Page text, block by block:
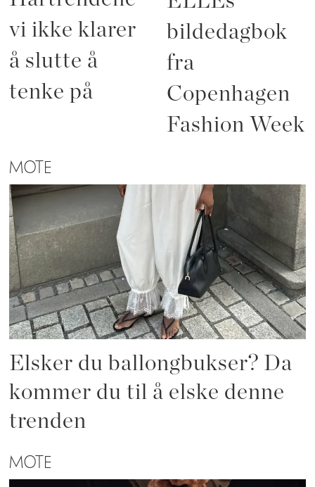
vi ikke klarer
å slutte å
tenke på
bildedagbok
fra
Copenhagen
Fashion Week
MOTE
Elsker du ballongbukser? Da
kommer du til å elske denne
trenden
MOTE